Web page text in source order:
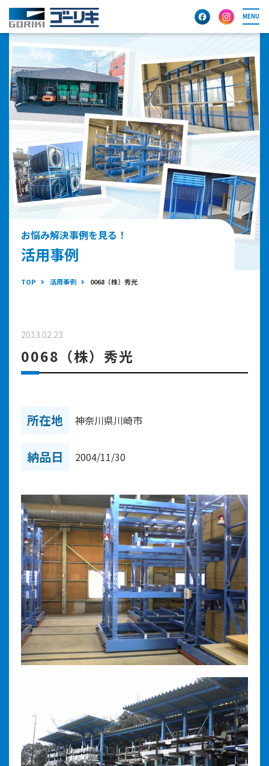
MENU
お悩み解決事例を見る！
活用事例
TOP 活用事例 0068（株）秀光
2013.02.23
0068（株）秀光
所在地 神奈川県川崎市
納品日 2004/11/30